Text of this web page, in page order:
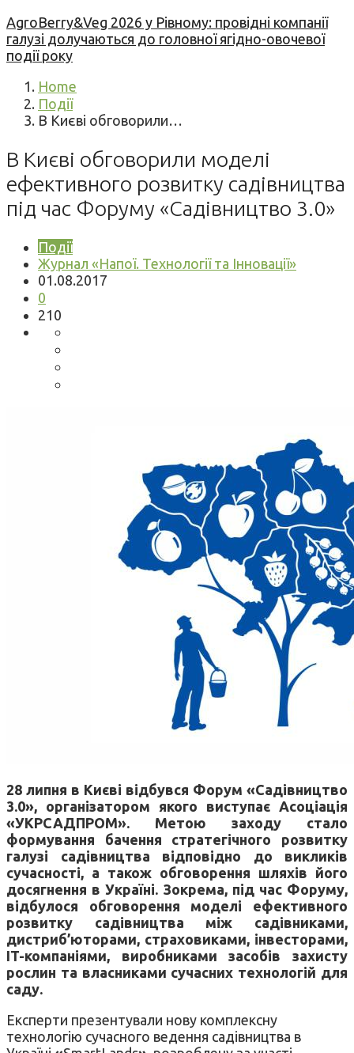
AgroBerry&Veg 2026 у Рівному: провідні компанії
галузі долучаються до головної ягідно-овочевої
події року
Home
Події
В Києві обговорили…
В Києві обговорили моделі
ефективного розвитку садівництва
під час Форуму «Садівництво 3.0»
Події
Журнал «Напої. Технології та Інновації»
01.08.2017
0
210
28 липня в Києві відбувся Форум «Садівництво
3.0», організатором якого виступає Асоціація
«УКРСАДПРОМ». Метою заходу стало
формування бачення стратегічного розвитку
галузі садівництва відповідно до викликів
сучасності, а також обговорення шляхів його
досягнення в Україні. Зокрема, під час Форуму,
відбулося обговорення моделі ефективного
розвитку садівництва між садівниками,
дистриб’юторами, страховиками, інвесторами,
IT-компаніями, виробниками засобів захисту
рослин та власниками сучасних технологій для
саду.
Експерти презентували нову комплексну
технологію сучасного ведення садівництва в